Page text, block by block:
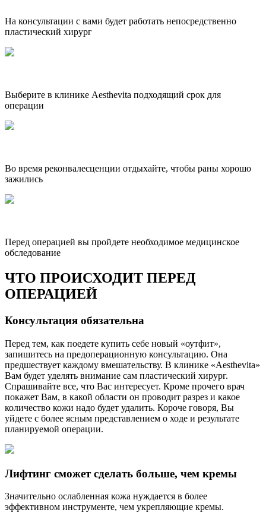
На консультации с вами будет работать непосредственно
пластический хирург
Выберите в клинике Aesthevita подходящий срок для
операции
Во время реконвалесценции отдыхайте, чтобы раны хорошо
зажились
Перед операцией вы пройдете необходимое медицинское
обследование
ЧТО ПРОИСХОДИТ ПЕРЕД
ОПЕРАЦИЕЙ
Консультация обязательна
Перед тем, как поедете купить себе новый «оутфит»,
запишитесь на предоперационную консультацию. Она
предшествует каждому вмешательству. В клинике «Aesthevita»
Вам будет уделять внимание сам пластический хирург.
Спрашивайте все, что Вас интересует. Кроме прочего врач
покажет Вам, в какой области он проводит разрез и какое
количество кожи надо будет удалить. Короче говоря, Вы
уйдете с более ясным представлением о ходе и результате
планируемой операции.
Лифтинг сможет сделать больше, чем кремы
Значительно ослабленная кожа нуждается в более
эффективном инструменте, чем укрепляющие кремы.